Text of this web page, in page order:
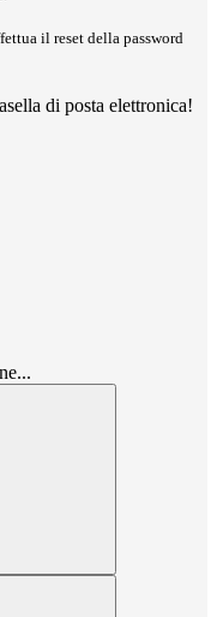
il reset della password
di posta elettronica!